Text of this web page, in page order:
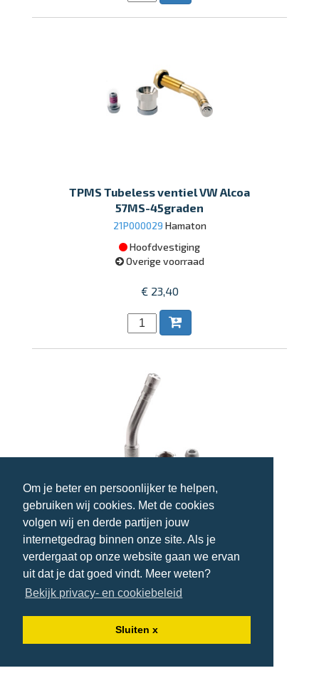
Om je beter en persoonlijker te helpen,
gebruiken wij cookies. Met de cookies
volgen wij en derde partijen jouw
internetgedrag binnen onze site. Als je
verdergaat op onze website gaan we ervan
uit dat je dat goed vindt. Meer weten?
Bekijk privacy- en cookiebeleid
Sluiten x
TPMS Tubeless ventiel VW Alcoa
57MS-45graden
21P000029 Hamaton
Hoofdvestiging
Overige voorraad
€ 23,40
TPMS-ventiel VW Alcoa 60MS-27°
gebogen
21P000030 Hamaton
Hoofdvestiging
Overige voorraad